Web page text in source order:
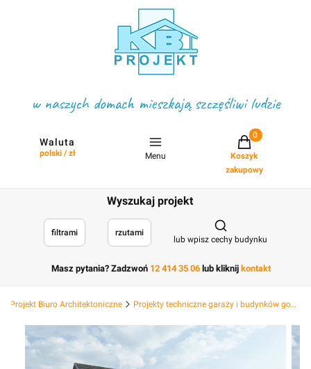
w naszych domach mieszkają szczęśliwi ludzie
Waluta
polski / zł Menu
Projekty w
Koszyk
zakupowy
Wyszukaj projekt
filtrami rzutami
Otwórz
lub wpisz cechy budynku
Masz pytania? Zadzwoń 12 414 35 06 lub kliknij kontakt
Projekt Biuro Architektoniczne Projekty techniczne garaży i budynków gospodarczych